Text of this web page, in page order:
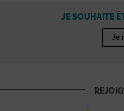
JE SOUHAITE
Je